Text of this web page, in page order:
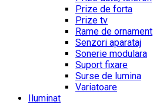
Prize de forta
Prize tv
Rame de ornament
Senzori aparataj
Sonerie modulara
Suport fixare
Surse de lumina
Variatoare
Iluminat